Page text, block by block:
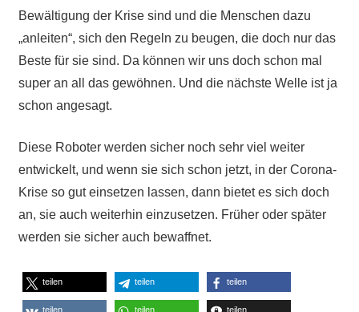
Bewältigung der Krise sind und die Menschen dazu
„anleiten“, sich den Regeln zu beugen, die doch nur das
Beste für sie sind. Da können wir uns doch schon mal
super an all das gewöhnen. Und die nächste Welle ist ja
schon angesagt.
Diese Roboter werden sicher noch sehr viel weiter
entwickelt, und wenn sie sich schon jetzt, in der Corona-
Krise so gut einsetzen lassen, dann bietet es sich doch
an, sie auch weiterhin einzusetzen. Früher oder später
werden sie sicher auch bewaffnet.
teilen teilen teilen
teilen teilen teilen